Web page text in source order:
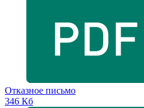
Отказное письмо
346 Кб